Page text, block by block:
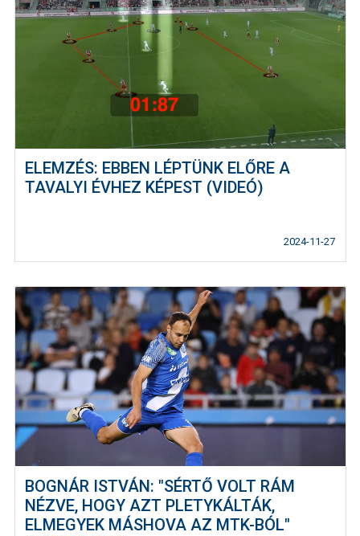
ELEMZÉS: EBBEN LÉPTÜNK ELŐRE A
TAVALYI ÉVHEZ KÉPEST (VIDEÓ)
2024-11-27
BOGNÁR ISTVÁN: "SÉRTŐ VOLT RÁM
NÉZVE, HOGY AZT PLETYKÁLTÁK,
ELMEGYEK MÁSHOVA AZ MTK-BÓL"